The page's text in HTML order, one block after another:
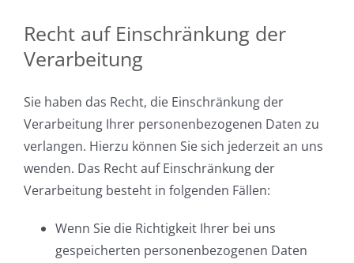
Recht auf Einschränkung der
Verarbeitung
Sie haben das Recht, die Einschränkung der
Verarbeitung Ihrer personenbezogenen Daten zu
verlangen. Hierzu können Sie sich jederzeit an uns
wenden. Das Recht auf Einschränkung der
Verarbeitung besteht in folgenden Fällen:
Wenn Sie die Richtigkeit Ihrer bei uns
gespeicherten personenbezogenen Daten